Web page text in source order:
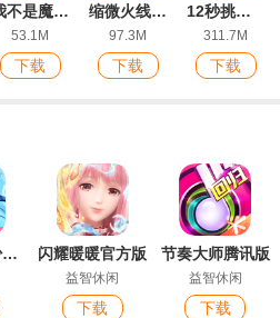
我不是魔塔最新IOS版
53.1M
下载
缩微火线防守最新版
97.3M
下载
12秒挑战最新IOS版
311.7M
下载
梦想协奏曲少女乐团派对最新版 闪耀暖暖官方版
益智休闲
下载
节奏大师腾讯版
益智休闲
下载